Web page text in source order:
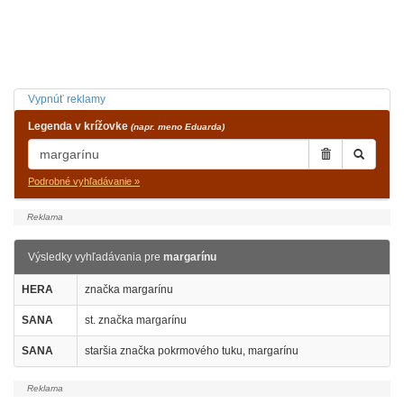
Vypnúť reklamy
Legenda v krížovke (napr. meno Eduarda)
Podrobné vyhľadávanie »
Výsledky vyhľadávania pre margarínu
HERA značka margarínu
SANA st. značka margarínu
SANA staršia značka pokrmového tuku, margarínu